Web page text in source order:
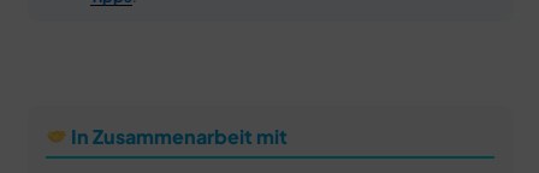
In Zusammenarbeit mit